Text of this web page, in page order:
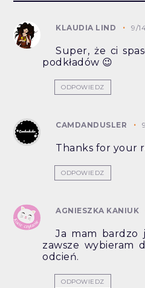
KLAUDIA LIND 9/
Super, że ci
podkładów 😉
ODPOWIEDZ
CAMDANDUSLER
Thanks for your
ODPOWIEDZ
AGNIESZKA KANIUK
Ja mam bardzo
zawsze wybieram
odcień.
ODPOWIEDZ